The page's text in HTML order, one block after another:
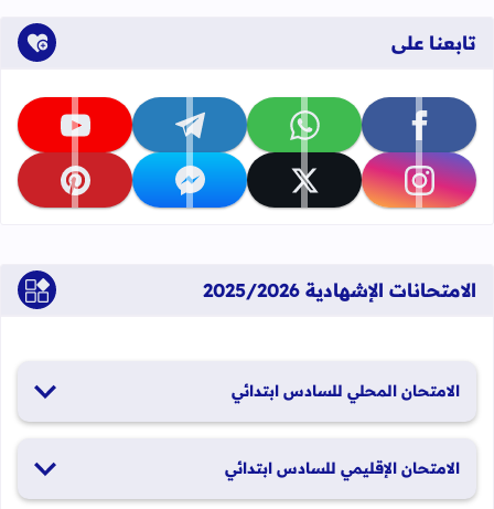
تابعنا على
تابعنا على facebook تابعنا على whatsapp تابعنا على telegram تابعنا على youtube
تابعنا على instagram تابعنا على x تابعنا على messenger تابعنا على pinterest
الامتحانات الإشهادية 2025/2026
الامتحان المحلي للسادس ابتدائي
الامتحان الإقليمي للسادس ابتدائي